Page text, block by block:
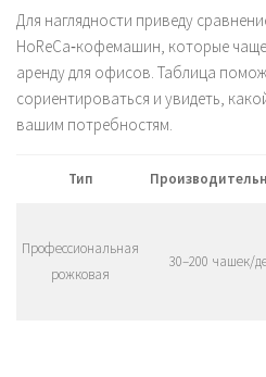
Для наглядности приведу
HoReCa‑кофемашин, которые
аренду для офисов. Таблица
сориентироваться и увидеть,
вашим потребностям.
Тип
Профессиональная
рожковая
30–200 чашек/